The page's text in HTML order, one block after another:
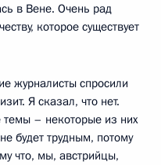
в Вене. Очень рад
которое существует
журналисты спросили
Я сказал, что нет.
темы – некоторые из них
будет трудным, потому
что, мы, австрийцы,